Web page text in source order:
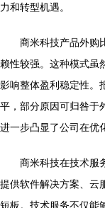
力和转型机遇。
商米科技产品外购
赖性较强。这种模式虽
影响整体盈利稳定性。
平，部分原因可归咎于
进一步凸显了公司在优
商米科技在技术服
提供软件解决方案、云
短板。技术服务不仅能